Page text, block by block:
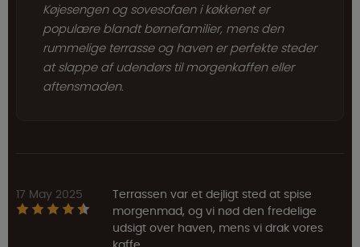
Køjesengen og sovesofaen i køkkenet er
populære blandt børnefamilier, mens den
rummelige terrasse og haven er perfekte steder
at slappe af udendørs til morgenkaffen eller
aftensmaden.
17 May 2025
Terrassen var et dejligt sted at spise
morgenmad, og vi nød den fredelige
udsigt over haven, mens vi drak vores